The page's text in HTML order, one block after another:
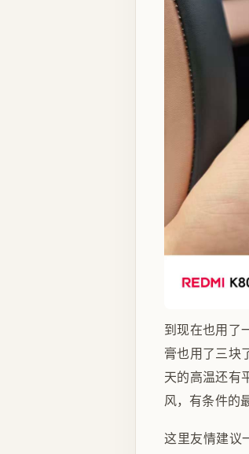
到现在也用了
膏也用了三块
天的高温还有
风，有条件的
这里友情建议